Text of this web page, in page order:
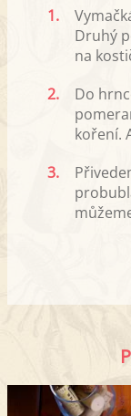
1.
Druhý
na
2.
Do
koření.
3.